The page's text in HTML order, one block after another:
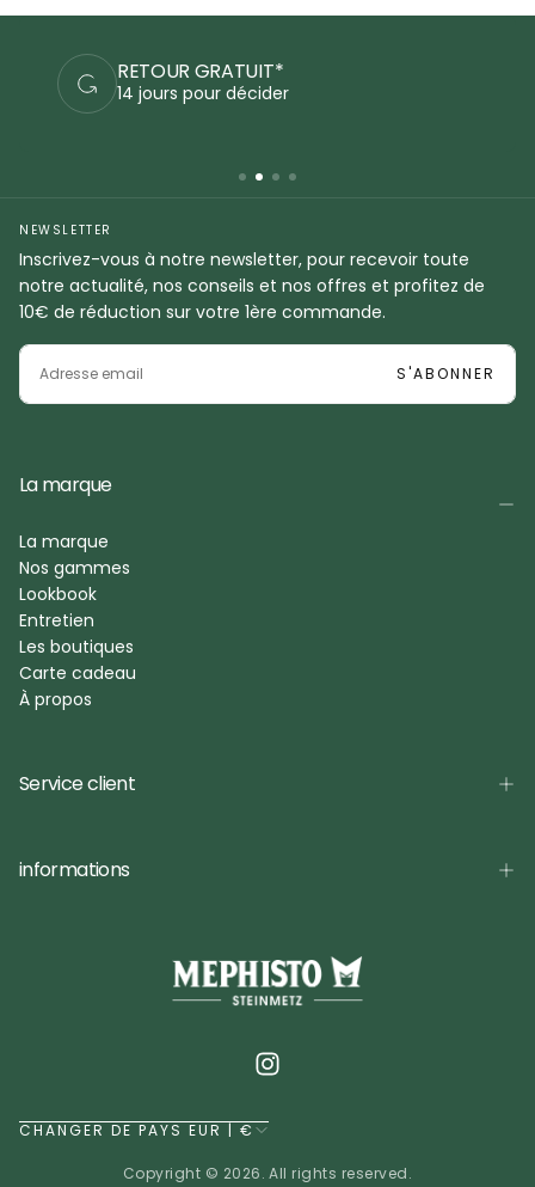
PAIEMENTS SÉCURISÉS
Commandez en sécurité
NEWSLETTER
Inscrivez-vous à notre newsletter, pour recevoir toute
notre actualité, nos conseils et nos offres et profitez de
10€ de réduction sur votre 1ère commande.
EMAIL
S'ABONNER
La marque
La marque
Nos gammes
Lookbook
Entretien
Les boutiques
Carte cadeau
À propos
Service client
informations
CHANGER DE PAYS EUR | €
Copyright © 2026. All rights reserved.